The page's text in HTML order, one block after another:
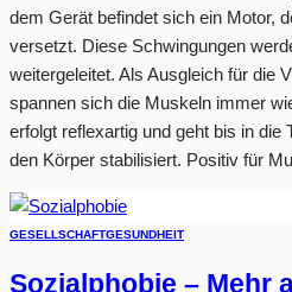
dem Gerät befindet sich ein Motor,
versetzt. Diese Schwingungen
weitergeleitet. Als Ausgleich für die
spannen sich die Muskeln immer
erfolgt reflexartig und geht bis in die
den Körper stabilisiert. Positiv für
GESELLSCHAFTGESUNDHEIT
Sozialphobie – Mehr